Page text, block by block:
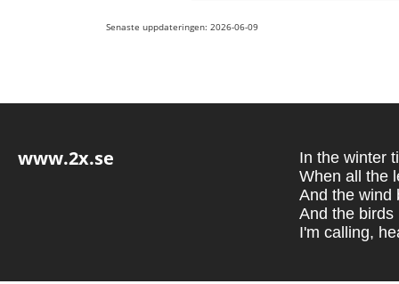
Senaste uppdateringen: 2026-06-09
www.2x.se
In the winter
When all the
And the wind
And the birds
I'm calling,